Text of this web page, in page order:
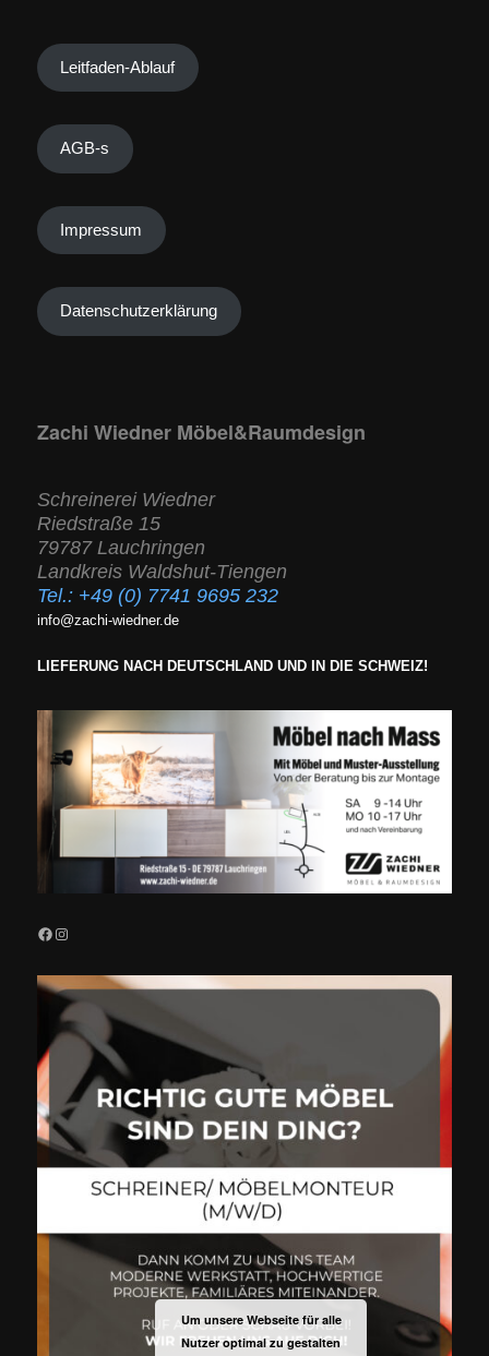
Leitfaden-Ablauf
AGB-s
Impressum
Datenschutzerklärung
Zachi Wiedner Möbel&Raumdesign
Schreinerei Wiedner
Riedstraße 15
79787 Lauchringen
Landkreis Waldshut-Tiengen
Tel.: +49 (0) 7741 9695 232
info@zachi-wiedner.de
LIEFERUNG NACH DEUTSCHLAND UND IN DIE SCHWEIZ!
Facebook
Instagram
Um unsere Webseite für alle
Nutzer optimal zu gestalten